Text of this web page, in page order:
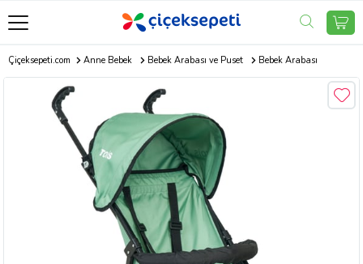
Çiçeksepeti.com Anne Bebek Bebek Arabası ve Puset Bebek Arabası